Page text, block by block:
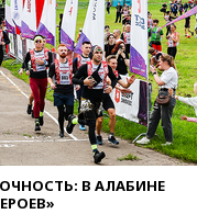
В АЛАБИНЕ